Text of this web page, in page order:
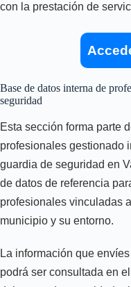
con la prestación de
Base de datos interna de
seguridad
Esta sección forma parte
profesionales gestionado
guardia de seguridad en
de datos de referencia
profesionales vinculadas
municipio y su entorno.
La información que
podrá ser consultada en